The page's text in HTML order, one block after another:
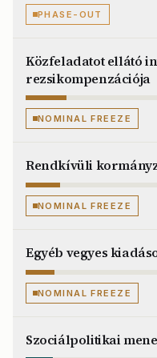
PHASE-OUT
Közfeladatot ellátó
rezsikompenzációja
NOMINAL FREEZE
Rendkívüli
NOMINAL FREEZE
Egyéb vegyes
NOMINAL FREEZE
Szociálpolitikai